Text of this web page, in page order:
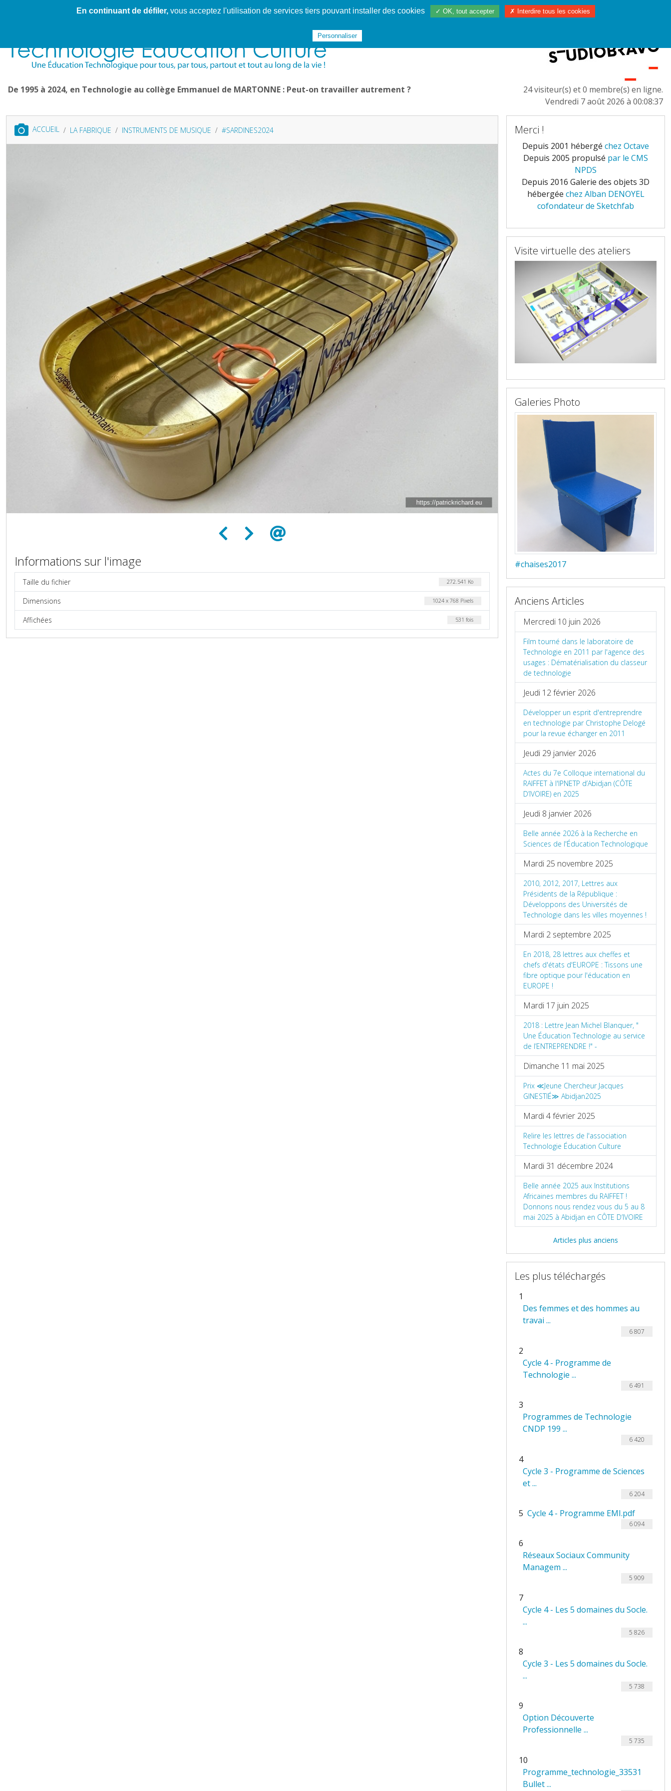
Cahier de textes patrickRICHARD Cahier de texte Websphère Les services De 1995 à 2020 TÉC 1997/2023 L'EUROPE
De 1995 à 2024, en Technologie au collège Emmanuel de MARTONNE : Peut-on travailler autrement ?
24 visiteur(s) et 0 membre(s) en ligne.
Vendredi 7 août 2026 à 00:08:37
ACCUEIL LA FABRIQUE INSTRUMENTS DE MUSIQUE #SARDINES2024
Informations sur l'image
Taille du fichier 272.541 Ko
Dimensions 1024 x 768 Pixels
Affichées 531 fois
Merci !
Depuis 2001 hébergé chez Octave
Depuis 2005 propulsé par le CMS
NPDS
Depuis 2016 Galerie des objets 3D
hébergée chez Alban DENOYEL
cofondateur de Sketchfab
Visite virtuelle des ateliers
Galeries Photo
#chaises2017
Anciens Articles
Mercredi 10 juin 2026
Film tourné dans le laboratoire de
Technologie en 2011 par l'agence des
usages : Dématérialisation du classeur
de technologie
Jeudi 12 février 2026
Développer un esprit d'entreprendre
en technologie par Christophe Delogé
pour la revue échanger en 2011
Jeudi 29 janvier 2026
Actes du 7e Colloque international du
RAIFFET à l'IPNETP d’Abidjan (CÔTE
D’IVOIRE) en 2025
Jeudi 8 janvier 2026
Belle année 2026 à la Recherche en
Sciences de l'Éducation Technologique
Mardi 25 novembre 2025
2010, 2012, 2017, Lettres aux
Présidents de la République :
Développons des Universités de
Technologie dans les villes moyennes !
Mardi 2 septembre 2025
En 2018, 28 lettres aux cheffes et
chefs d'états d'EUROPE : Tissons une
fibre optique pour l'éducation en
EUROPE !
Mardi 17 juin 2025
2018 : Lettre Jean Michel Blanquer, "
Une Éducation Technologie au service
de l’ENTREPRENDRE !" -
Dimanche 11 mai 2025
Prix ≪Jeune Chercheur Jacques
GINESTIÉ≫ Abidjan2025
Mardi 4 février 2025
Relire les lettres de l'association
Technologie Éducation Culture
Mardi 31 décembre 2024
Belle année 2025 aux Institutions
Africaines membres du RAIFFET !
Donnons nous rendez vous du 5 au 8
mai 2025 à Abidjan en CÔTE D’IVOIRE
Articles plus anciens
Les plus téléchargés
1
Des femmes et des hommes au
travai ...
6 807
2
Cycle 4 - Programme de
Technologie ...
6 491
3
Programmes de Technologie
CNDP 199 ...
6 420
4
Cycle 3 - Programme de Sciences
et ...
6 204
5 Cycle 4 - Programme EMI.pdf
6 094
6
Réseaux Sociaux Community
Managem ...
5 909
7
Cycle 4 - Les 5 domaines du Socle.
...
5 826
8
Cycle 3 - Les 5 domaines du Socle.
...
5 738
9
Option Découverte
Professionnelle ...
5 735
10
Programme_technologie_33531
Bullet ...
En continuant de défiler,vous acceptez l'utilisation de services tiers pouvant installer des cookies ✓ OK, tout accepter ✗ Interdire tous les cookies
Personnaliser